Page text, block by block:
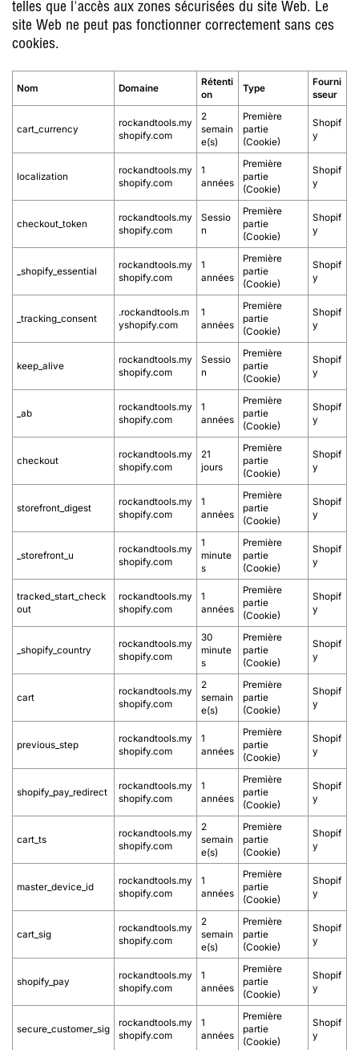
telles que l'accès aux zones sécurisées du site Web. Le
site Web ne peut pas fonctionner correctement sans ces
cookies.
Nom Domaine
Rétenti
on
Type
Fourni
sseur
cart_currency
rockandtools.my
shopify.com
2
semain
e(s)
Première
partie
(Cookie)
Shopif
y
localization
rockandtools.my
shopify.com
1
années
Première
partie
(Cookie)
Shopif
y
checkout_token
rockandtools.my
shopify.com
Sessio
n
Première
partie
(Cookie)
Shopif
y
_shopify_essential
rockandtools.my
shopify.com
1
années
Première
partie
(Cookie)
Shopif
y
_tracking_consent
.rockandtools.m
yshopify.com
1
années
Première
partie
(Cookie)
Shopif
y
keep_alive
rockandtools.my
shopify.com
Sessio
n
Première
partie
(Cookie)
Shopif
y
_ab
rockandtools.my
shopify.com
1
années
Première
partie
(Cookie)
Shopif
y
checkout
rockandtools.my
shopify.com
21
jours
Première
partie
(Cookie)
Shopif
y
storefront_digest
rockandtools.my
shopify.com
1
années
Première
partie
(Cookie)
Shopif
y
_storefront_u
rockandtools.my
shopify.com
1
minute
s
Première
partie
(Cookie)
Shopif
y
tracked_start_check
out
rockandtools.my
shopify.com
1
années
Première
partie
(Cookie)
Shopif
y
_shopify_country
rockandtools.my
shopify.com
30
minute
s
Première
partie
(Cookie)
Shopif
y
cart
rockandtools.my
shopify.com
2
semain
e(s)
Première
partie
(Cookie)
Shopif
y
previous_step
rockandtools.my
shopify.com
1
années
Première
partie
(Cookie)
Shopif
y
shopify_pay_redirect
rockandtools.my
shopify.com
1
années
Première
partie
(Cookie)
Shopif
y
cart_ts
rockandtools.my
shopify.com
2
semain
e(s)
Première
partie
(Cookie)
Shopif
y
master_device_id
rockandtools.my
shopify.com
1
années
Première
partie
(Cookie)
Shopif
y
cart_sig
rockandtools.my
shopify.com
2
semain
e(s)
Première
partie
(Cookie)
Shopif
y
shopify_pay
rockandtools.my
shopify.com
1
années
Première
partie
(Cookie)
Shopif
y
secure_customer_sig
rockandtools.my
shopify.com
1
années
Première
partie
(Cookie)
Shopif
y